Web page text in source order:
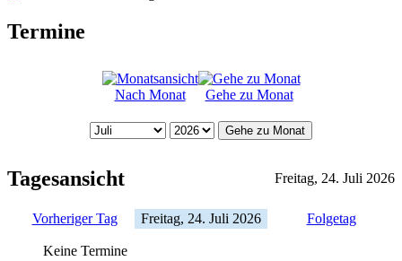
Termine
Nach Monat Gehe zu Monat
Gehe zu Monat
Tagesansicht Freitag, 24. Juli 2026
Vorheriger Tag Freitag, 24. Juli 2026 Folgetag
Keine Termine